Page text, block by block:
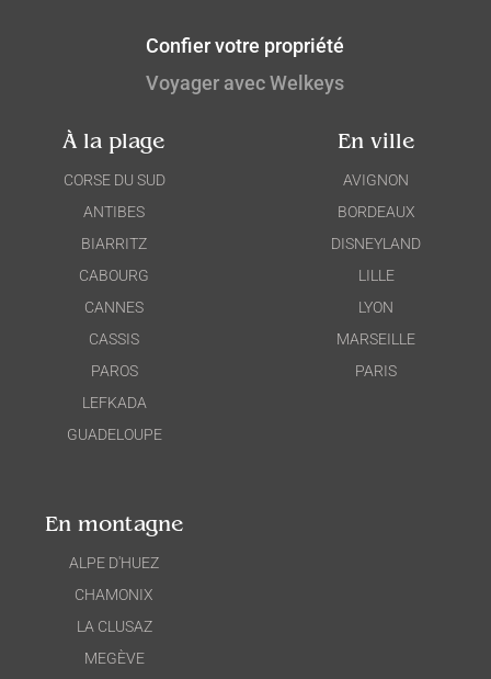
Voyager avec Welkeys
Confier votre propriété
À la plage
CORSE DU SUD
ANTIBES
BIARRITZ
CABOURG
CANNES
CASSIS
PAROS
LEFKADA
GUADELOUPE
En ville
AVIGNON
BORDEAUX
DISNEYLAND
LILLE
LYON
MARSEILLE
PARIS
En montagne
ALPE D'HUEZ
CHAMONIX
LA CLUSAZ
MEGÈVE